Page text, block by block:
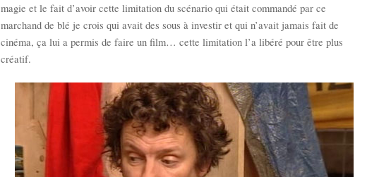
magie et le fait d’avoir cette limitation du scénario qui était commandé par ce
marchand de blé je crois qui avait des sous à investir et qui n’avait jamais fait de
cinéma, ça lui a permis de faire un film… cette limitation l’a libéré pour être plus
créatif.